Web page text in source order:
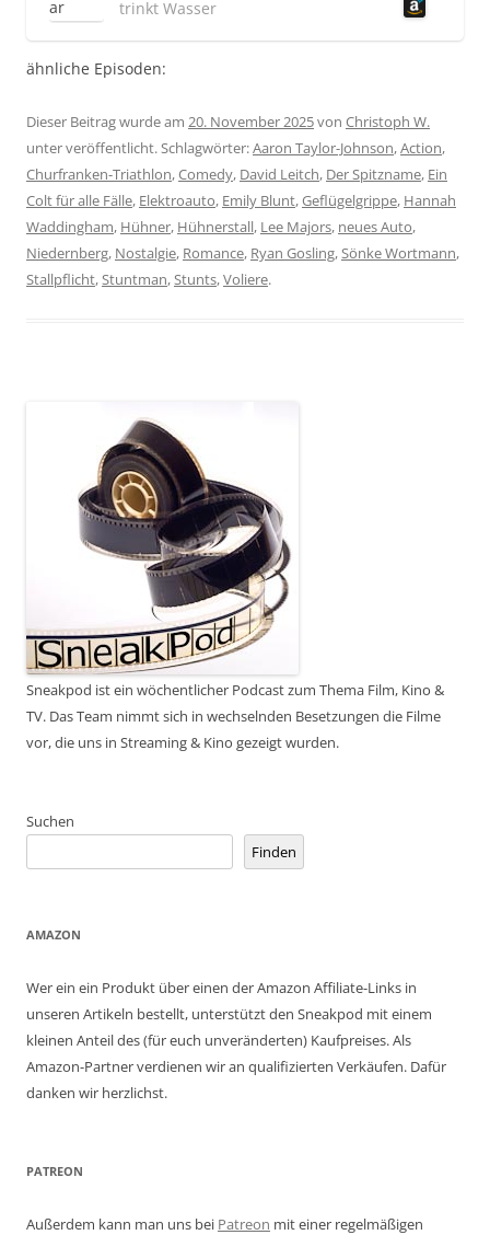
trinkt Wasser
ähnliche Episoden:
Dieser Beitrag wurde am 20. November 2025von Christoph W.
unter veröffentlicht. Schlagwörter:Aaron Taylor-Johnson,Action,
Churfranken-Triathlon,Comedy, David Leitch, Der Spitzname, Ein
Colt für alle Fälle, Elektroauto, Emily Blunt,Geflügelgrippe, Hannah
Waddingham, Hühner, Hühnerstall, Lee Majors, neues Auto,
Niedernberg, Nostalgie, Romance, Ryan Gosling, Sönke Wortmann,
Stallpflicht, Stuntman, Stunts,Voliere.
Sneakpod ist ein wöchentlicher Podcast zum Thema Film, Kino &
TV. Das Team nimmt sich in wechselnden Besetzungen die Filme
vor, die uns in Streaming & Kino gezeigt wurden.
Suchen
Finden
AMAZON
Wer ein ein Produkt über einen der Amazon Affiliate-Links in
unseren Artikeln bestellt, unterstützt den Sneakpod mit einem
kleinen Anteil des (für euch unveränderten) Kaufpreises. Als
Amazon-Partner verdienen wir an qualifizierten Verkäufen. Dafür
danken wir herzlichst.
PATREON
Außerdem kann man uns bei Patreon mit einer regelmäßigen